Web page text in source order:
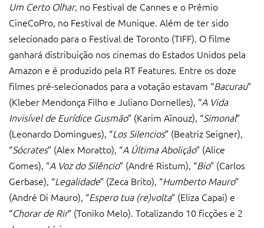
Um Certo Olhar, no Festival de Cannes e o Prêmio
CineCoPro, no Festival de Munique. Além de ter sido
selecionado para o Festival de Toronto (TIFF). O filme
ganhará distribuição nos cinemas do Estados Unidos pela
Amazon e é produzido pela RT Features. Entre os doze
filmes pré-selecionados para a votação estavam “Bacurau”
(Kleber Mendonça Filho e Juliano Dornelles), “A Vida
Invisível de Eurídice Gusmão” (Karim Aïnouz), “Simonal”
(Leonardo Domingues), “Los Silencios” (Beatriz Seigner),
“Sócrates” (Alex Moratto), “A Última Abolição” (Alice
Gomes), “A Voz do Silêncio” (André Ristum), “Bio” (Carlos
Gerbase), “Legalidade” (Zeca Brito), “Humberto Mauro”
(André Di Mauro), “Espero tua (re)volta” (Eliza Capai) e
“Chorar de Rir” (Toniko Melo). Totalizando 10 ficções e 2